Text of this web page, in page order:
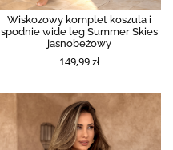
Wiskozowy komplet koszula i
spodnie wide leg Summer Skies
jasnobeżowy
149,99 zł